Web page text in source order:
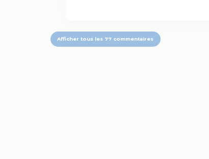
Afficher tous les 77 commentaires